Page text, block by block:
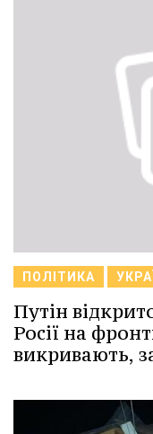
ПОЛІТИКА
Путін
Росії на
викривають,